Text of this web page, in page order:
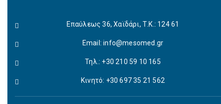
Επαύλεως 36, Χαϊδάρι, Τ.Κ.: 124 61
Email:info@mesomed.gr
Τηλ.: +30 210 59 10 165
Κινητό: +30 697 35 21 562